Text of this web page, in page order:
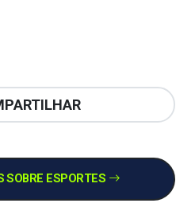
SOBRE ESPORTES